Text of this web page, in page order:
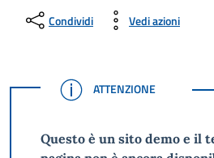
Condividi Vedi azioni
ATTENZIONE
ATTENZIONE
Questo è un sito demo e il